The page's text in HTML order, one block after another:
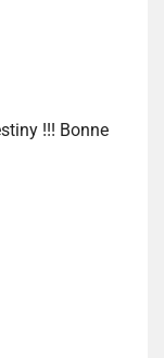
!!! Bonne